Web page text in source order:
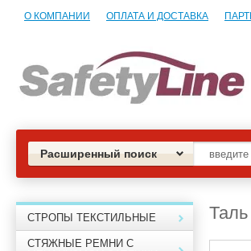
О КОМПАНИИ ОПЛАТА И ДОСТАВКА
Расширенный поиск
СТРОПЫ ТЕКСТИЛЬНЫЕ
СТЯЖНЫЕ РЕМНИ С